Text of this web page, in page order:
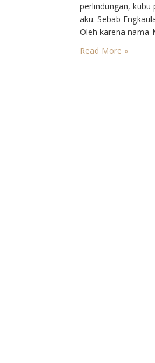
perlindungan,
aku. Sebab
Oleh karena
membimbing aku.
aturan rupanya
Read More »